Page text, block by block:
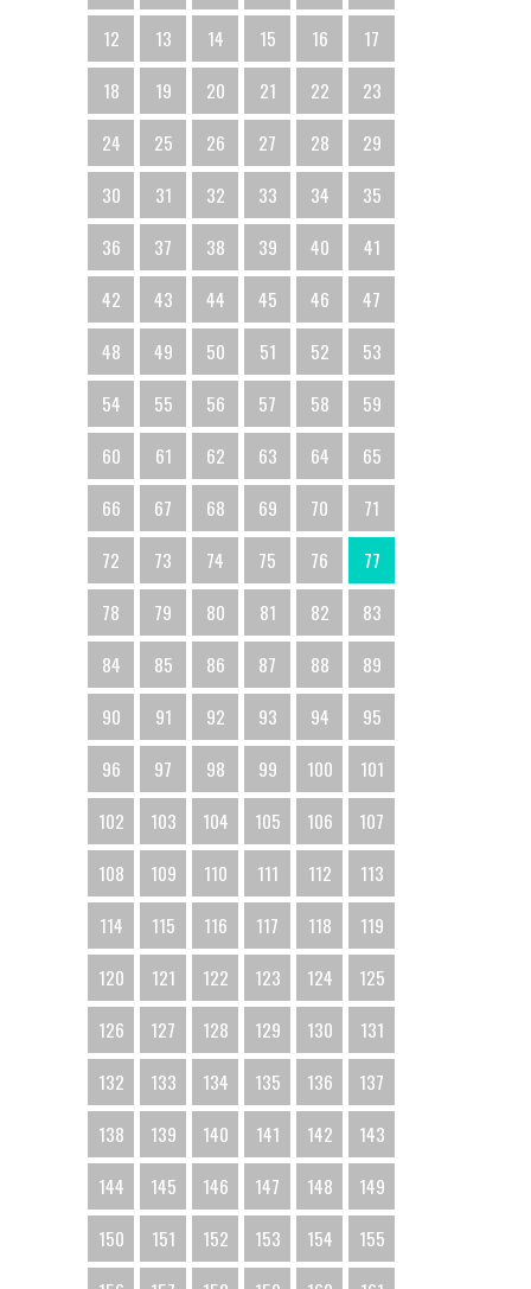
12
13 14 15 16
17
18
19 20 21 22
23
24
25 26 27 28
29
30
31 32 33 34
35
36
37 38 39 40
41
42
43 44 45 46
47
48
49 50 51 52
53
54
55 56 57 58
59
60
61 62 63 64
65
66
67 68 69 70
71
72
73 74 75 76
77
78
79 80 81 82
83
84
85 86 87 88
89
90
91 92 93 94
95
96
97 98 99 100
101
102
103 104 105 106
107
108
109 110 111 112
113
114
115 116 117 118
119
120
121 122 123 124
125
126
127 128 129 130
131
132
133 134 135 136
137
138
139 140 141 142
143
144
145 146 147 148
149
150
151 152 153 154
155